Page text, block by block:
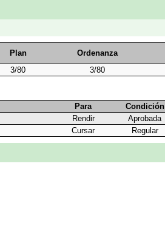
Plan Ordenanza
3/80
3/80
Para
Condición
Rendir
Aprobada
Cursar Regular